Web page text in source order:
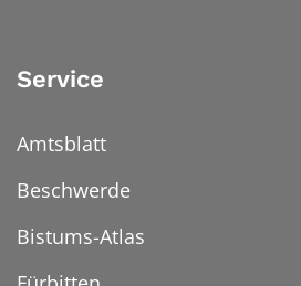
Service
Amtsblatt
Beschwerde
Bistums-Atlas